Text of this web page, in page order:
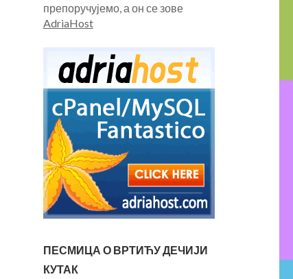
препоручујемо, а он се зове
AdriaHost
ПЕСМИЦА О ВРТИЋУ ДЕЧИЈИ
КУТАК